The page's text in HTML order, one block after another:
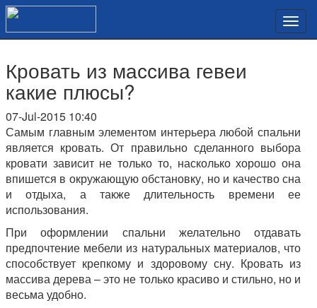
Кровать из массива гевеи
какие плюсы?
07-Jul-2015 10:40
Самым главным элементом интерьера любой спальни
является кровать. От правильно сделанного выбора
кровати зависит не только то, насколько хорошо она
впишется в окружающую обстановку, но и качество сна
и отдыха, а также длительность времени ее
использования.
При оформлении спальни желательно отдавать
предпочтение мебели из натуральных материалов, что
способствует крепкому и здоровому сну. Кровать из
массива дерева – это не только красиво и стильно, но и
весьма удобно.